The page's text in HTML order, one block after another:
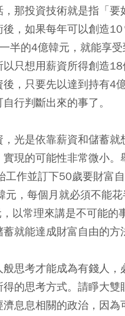
，那投資技術就是指「要
後，如果每年可以創造
半的4億韓元，就能享
以只想用薪資所得創造
，只要先以達到持有4
行判斷出來的事了。
光是依靠薪資和儲蓄就
現的可能性非常微小。
工作並訂下50歲要財富
元，每個月就必須不能
以常理來講是不可能的
就能達成財富自由的方
般思考才能成為有錢人，
的思考方式。請睜大雙
濟息息相關的政治，因為